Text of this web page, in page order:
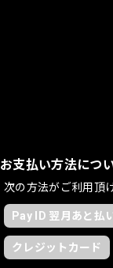
お支払い方法につ
次の方法がご利用頂
Pay ID 翌月あと払
クレジットカード